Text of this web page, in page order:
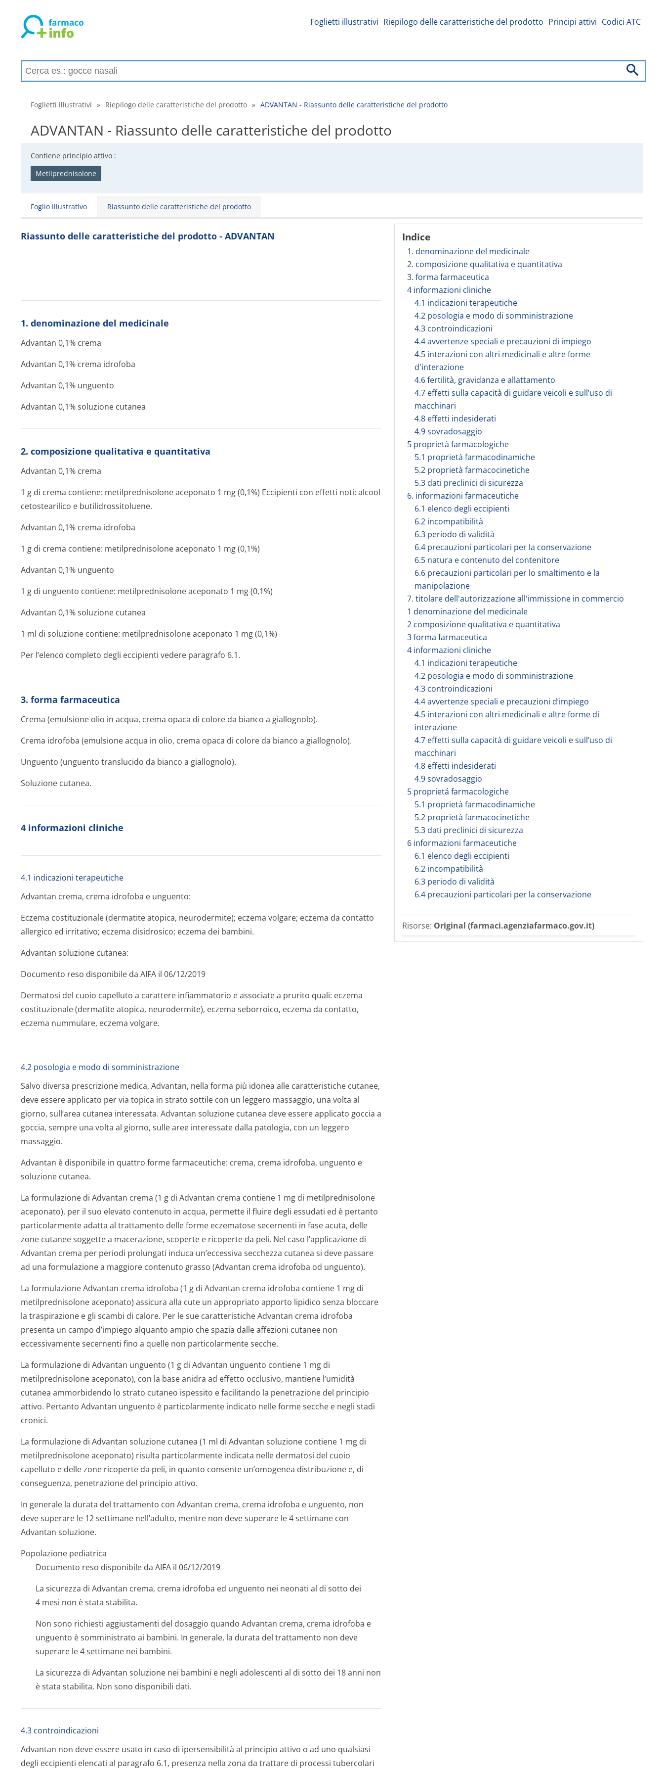
Foglietti illustrativi Riepilogo delle caratteristiche del prodotto Principi attivi Codici ATC
Foglietti illustrativi » Riepilogo delle caratteristiche del prodotto » ADVANTAN - Riassunto delle caratteristiche del prodotto
ADVANTAN - Riassunto delle caratteristiche del prodotto
Contiene principio attivo :
Metilprednisolone
Foglio illustrativo Riassunto delle caratteristiche del prodotto
Indice
1. denominazione del medicinale
2. composizione qualitativa e quantitativa
3. forma farmaceutica
4 informazioni cliniche
4.1 indicazioni terapeutiche
4.2 posologia e modo di somministrazione
4.3 controindicazioni
4.4 avvertenze speciali e precauzioni di impiego
4.5 interazioni con altri medicinali e altre forme
d'interazione
4.6 fertilità, gravidanza e allattamento
4.7 effetti sulla capacità di guidare veicoli e sull’uso di
macchinari
4.8 effetti indesiderati
4.9 sovradosaggio
5 proprietà farmacologiche
5.1 proprietà farmacodinamiche
5.2 proprietà farmacocinetiche
5.3 dati preclinici di sicurezza
6. informazioni farmaceutiche
6.1 elenco degli eccipienti
6.2 incompatibilità
6.3 periodo di validità
6.4 precauzioni particolari per la conservazione
6.5 natura e contenuto del contenitore
6.6 precauzioni particolari per lo smaltimento e la
manipolazione
7. titolare dell'autorizzazione all'immissione in commercio
1 denominazione del medicinale
2 composizione qualitativa e quantitativa
3 forma farmaceutica
4 informazioni cliniche
4.1 indicazioni terapeutiche
4.2 posologia e modo di somministrazione
4.3 controindicazioni
4.4 avvertenze speciali e precauzioni d’impiego
4.5 interazioni con altri medicinali e altre forme di
interazione
4.7 effetti sulla capacità di guidare veicoli e sull’uso di
macchinari
4.8 effetti indesiderati
4.9 sovradosaggio
5 proprietá farmacologiche
5.1 proprietà farmacodinamiche
5.2 proprietà farmacocinetiche
5.3 dati preclinici di sicurezza
6 informazioni farmaceutiche
6.1 elenco degli eccipienti
6.2 incompatibilità
6.3 periodo di validità
6.4 precauzioni particolari per la conservazione
Risorse: Original (farmaci.agenziafarmaco.gov.it)
Riassunto delle caratteristiche del prodotto - ADVANTAN
1. denominazione del medicinale
Advantan 0,1% crema
Advantan 0,1% crema idrofoba
Advantan 0,1% unguento
Advantan 0,1% soluzione cutanea
2. composizione qualitativa e quantitativa
Advantan 0,1% crema
1 g di crema contiene: metilprednisolone aceponato 1 mg (0,1%) Eccipienti con effetti noti: alcool
cetostearilico e butilidrossito­luene.
Advantan 0,1% crema idrofoba
1 g di crema contiene: metilprednisolone aceponato 1 mg (0,1%)
Advantan 0,1% unguento
1 g di unguento contiene: metilprednisolone aceponato 1 mg (0,1%)
Advantan 0,1% soluzione cutanea
1 ml di soluzione contiene: metilprednisolone aceponato 1 mg (0,1%)
Per l’elenco completo degli eccipienti vedere paragrafo 6.1.
3. forma farmaceutica
Crema (emulsione olio in acqua, crema opaca di colore da bianco a giallognolo).
Crema idrofoba (emulsione acqua in olio, crema opaca di colore da bianco a giallognolo).
Unguento (unguento translucido da bianco a giallognolo).
Soluzione cutanea.
4 informazioni cliniche
4.1 indicazioni terapeutiche
Advantan crema, crema idrofoba e unguento:
Eczema costituzionale (dermatite atopica, neurodermite); eczema volgare; eczema da contatto
allergico ed irritativo; eczema disidrosico; eczema dei bambini.
Advantan soluzione cutanea:
Documento reso disponibile da AIFA il 06/12/2019
Dermatosi del cuoio capelluto a carattere infiammatorio e associate a prurito quali: eczema
costituzionale (dermatite atopica, neurodermite), eczema seborroico, eczema da contatto,
eczema nummulare, eczema volgare.
4.2 posologia e modo di somministrazione
Salvo diversa prescrizione medica, Advantan, nella forma più idonea alle caratteristiche cutanee,
deve essere applicato per via topica in strato sottile con un leggero massaggio, una volta al
giorno, sull’area cutanea interessata. Advantan soluzione cutanea deve essere applicato goccia a
goccia, sempre una volta al giorno, sulle aree interessate dalla patologia, con un leggero
massaggio.
Advantan è disponibile in quattro forme farmaceutiche: crema, crema idrofoba, unguento e
soluzione cutanea.
La formulazione di Advantan crema (1 g di Advantan crema contiene 1 mg di metilprednisolone
aceponato), per il suo elevato contenuto in acqua, permette il fluire degli essudati ed è pertanto
particolarmente adatta al trattamento delle forme eczematose secernenti in fase acuta, delle
zone cutanee soggette a macerazione, scoperte e ricoperte da peli. Nel caso l’applicazione di
Advantan crema per periodi prolungati induca un’eccessiva secchezza cutanea si deve passare
ad una formulazione a maggiore contenuto grasso (Advantan crema idrofoba od unguento).
La formulazione Advantan crema idrofoba (1 g di Advantan crema idrofoba contiene 1 mg di
metilprednisolone aceponato) assicura alla cute un appropriato apporto lipidico senza bloccare
la traspirazione e gli scambi di calore. Per le sue caratteristiche Advantan crema idrofoba
presenta un campo d’impiego alquanto ampio che spazia dalle affezioni cutanee non
eccessivamente secernenti fino a quelle non particolarmente secche.
La formulazione di Advantan unguento (1 g di Advantan unguento contiene 1 mg di
metilprednisolone aceponato), con la base anidra ad effetto occlusivo, mantiene l’umidità
cutanea ammorbidendo lo strato cutaneo ispessito e facilitando la penetrazione del principio
attivo. Pertanto Advantan unguento è particolarmente indicato nelle forme secche e negli stadi
cronici.
La formulazione di Advantan soluzione cutanea (1 ml di Advantan soluzione contiene 1 mg di
metilprednisolone aceponato) risulta particolarmente indicata nelle dermatosi del cuoio
capelluto e delle zone ricoperte da peli, in quanto consente un’omogenea distribuzione e, di
conseguenza, penetrazione del principio attivo.
In generale la durata del trattamento con Advantan crema, crema idrofoba e unguento, non
deve superare le 12 settimane nell’adulto, mentre non deve superare le 4 settimane con
Advantan soluzione.
Popolazione pediatrica
Documento reso disponibile da AIFA il 06/12/2019
La sicurezza di Advantan crema, crema idrofoba ed unguento nei neonati al di sotto dei
4 mesi non è stata stabilita.
Non sono richiesti aggiustamenti del dosaggio quando Advantan crema, crema idrofoba e
unguento è somministrato ai bambini. In generale, la durata del trattamento non deve
superare le 4 settimane nei bambini.
La sicurezza di Advantan soluzione nei bambini e negli adolescenti al di sotto dei 18 anni non
è stata stabilita. Non sono disponibili dati.
4.3 controindicazioni
Advantan non deve essere usato in caso di ipersensibilità al principio attivo o ad uno qualsiasi
degli eccipienti elencati al paragrafo 6.1, presenza nella zona da trattare di processi tubercolari